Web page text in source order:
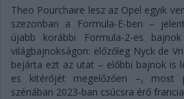
Theo Pourchaire lesz az Opel egyik
szezonban a Formula-E-ben –
újabb korábbi Formula-2-es
világbajnokságon: előzőleg Nyck de
bejárta ezt az utat – előbbi bajnok is
es kitérőjét megelőzően –, most
szériában 2023-ban csúcsra érő